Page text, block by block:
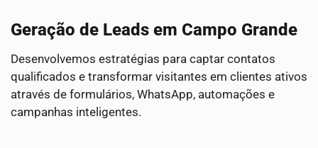
Geração de Leads em Campo Grande
Desenvolvemos estratégias para captar contatos
qualificados e transformar visitantes em clientes ativos
através de formulários, WhatsApp, automações e
campanhas inteligentes.